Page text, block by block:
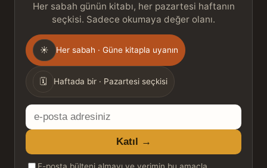
Her sabah günün kitabı, her pazartesi haftanın
seçkisi. Sadece okumaya değer olanı.
Gönderim
sıklığı
☀ Her sabah · Güne kitapla uyanın
🗓 Haftada bir · Pazartesi seçkisi
E-
posta
adresiniz
Katıl →